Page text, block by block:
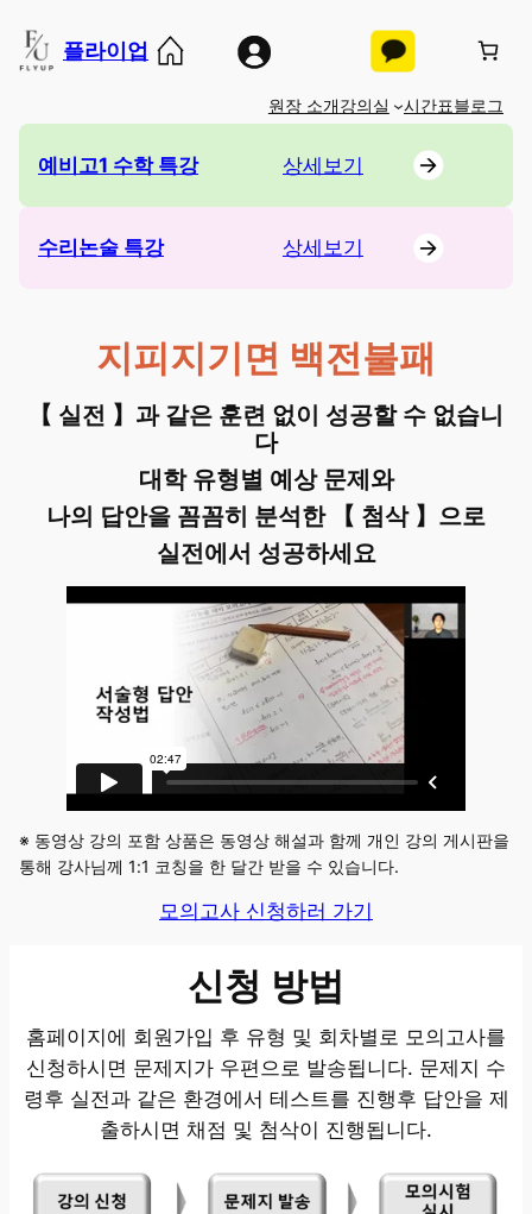
콘
텐
가
플라이업
원장 소개강의실 시간표블로그
예비고1 수학 특강 상세보기
수리논술 특강 상세보기
지피지기면 백전불패
【 실전 】과 같은 훈련 없이 성공할 수 없습니
다
대학 유형별 예상 문제와
나의 답안을 꼼꼼히 분석한 【 첨삭 】으로
실전에서 성공하세요
※ 동영상 강의 포함 상품은 동영상 해설과 함께 개인 강의 게시판을
통해 강사님께 1:1 코칭을 한 달간 받을 수 있습니다.
모의고사 신청하러 가기
신청 방법
홈페이지에 회원가입 후 유형 및 회차별로 모의고사를
신청하시면 문제지가 우편으로 발송됩니다. 문제지 수
령후 실전과 같은 환경에서 테스트를 진행후 답안을 제
출하시면 채점 및 첨삭이 진행됩니다.